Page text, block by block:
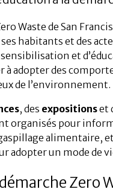
Waste de San
habitants et des
et
à adopter des
de l’environnement.
, des expositionset
organisés pour
alimentaire,
adopter un mode de
Zero